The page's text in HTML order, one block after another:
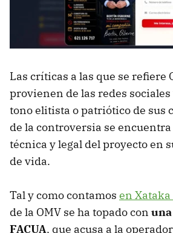
Las críticas a las que se refiere
provienen de las redes sociales
tono elitista o patriótico de sus
de la controversia se
técnica y legal del proyecto en
de vida.
Tal y como contamos en
de la OMV se ha topado con
FACUA, que acusa a la